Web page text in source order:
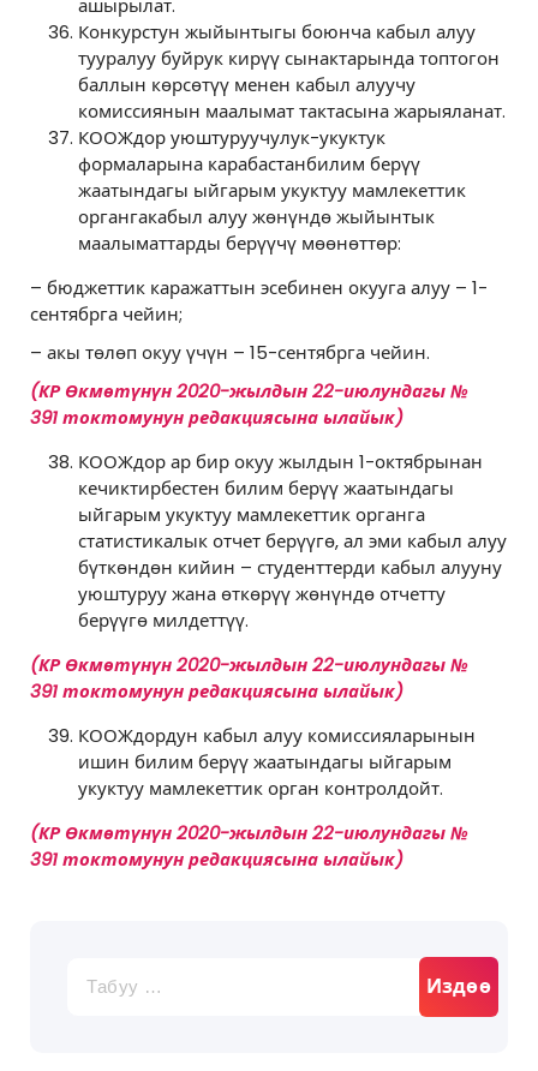
ашырылат.
Конкурстун жыйынтыгы боюнча кабыл алуу
тууралуу буйрук кирүү сынактарында топтогон
баллын көрсөтүү менен кабыл алуучу
комиссиянын маалымат тактасына жарыяланат.
КООЖдор уюштуруучулук-укуктук
формаларына карабастанбилим берүү
жаатындагы ыйгарым укуктуу мамлекеттик
органгакабыл алуу жөнүндө жыйынтык
маалыматтарды берүүчү мөөнөттөр:
– бюджеттик каражаттын эсебинен окууга алуу – 1-
сентябрга чейин;
– акы төлөп окуу үчүн – 15-сентябрга чейин.
(КР Өкмөтүнүн 2020-жылдын 22-июлундагы №
391 токтомунун редакциясына ылайык)
КООЖдор ар бир окуу жылдын 1-октябрынан
кечиктирбестен билим берүү жаатындагы
ыйгарым укуктуу мамлекеттик органга
статистикалык отчет берүүгө, ал эми кабыл алуу
бүткөндөн кийин – студенттерди кабыл алууну
уюштуруу жана өткөрүү жөнүндө отчетту
берүүгө милдеттүү.
(КР Өкмөтүнүн 2020-жылдын 22-июлундагы №
391 токтомунун редакциясына ылайык)
КООЖдордун кабыл алуу комиссияларынын
ишин билим берүү жаатындагы ыйгарым
укуктуу мамлекеттик орган контролдойт.
(КР Өкмөтүнүн 2020-жылдын 22-июлундагы №
391 токтомунун редакциясына ылайык)